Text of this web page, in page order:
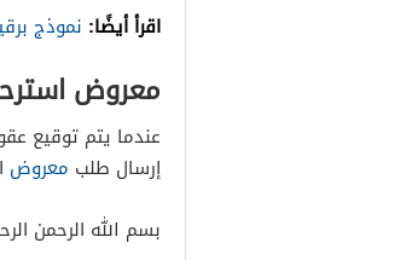
اقرأ أيضًا: نموذج
معروض
عندما يتم توقيع
إرسال طلب معروض
بسم الله الرحمن